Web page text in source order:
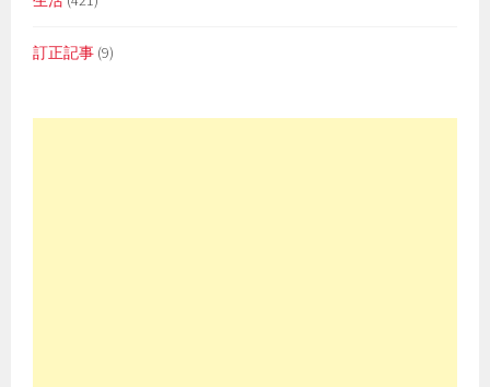
訂正記事 (9)